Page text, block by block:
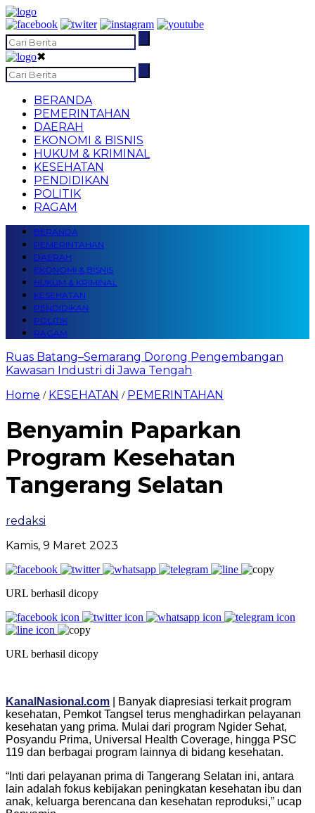
✖
BERANDA
PEMERINTAHAN
DAERAH
EKONOMI & BISNIS
HUKUM & KRIMINAL
KESEHATAN
PENDIDIKAN
POLITIK
RAGAM
BERANDA
PEMERINTAHAN
DAERAH
EKONOMI & BISNIS
HUKUM & KRIMINAL
KESEHATAN
PENDIDIKAN
POLITIK
RAGAM
Ruas Batang–Semarang Dorong Pengembangan
Kawasan Industri di Jawa Tengah
Home / KESEHATAN / PEMERINTAHAN
Benyamin Paparkan
Program Kesehatan
Tangerang Selatan
redaksi
Kamis, 9 Maret 2023
URL berhasil dicopy
URL berhasil dicopy
KanalNasional.com | Banyak diapresiasi terkait program
kesehatan, Pemkot Tangsel terus menghadirkan pelayanan
kesehatan yang prima. Mulai dari program Ngider Sehat,
Posyandu Prima, Universal Health Coverage, hingga PSC
119 dan berbagai program lainnya di bidang kesehatan.
“Inti dari pelayanan prima di Tangerang Selatan ini, antara
lain adalah fokus kebijakan peningkatan kesehatan ibu dan
anak, keluarga berencana dan kesehatan reproduksi,” ucap